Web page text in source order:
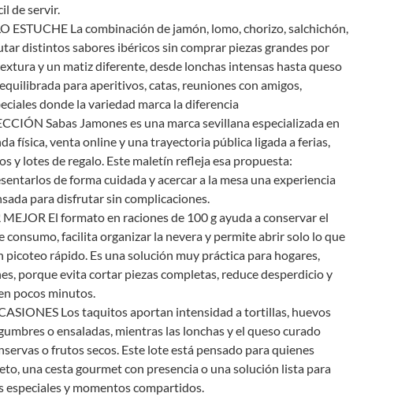
de servir.
ESTUCHE La combinación de jamón, lomo, chorizo, salchichón,
distintos sabores ibéricos sin comprar piezas grandes por
y un matiz diferente, desde lonchas intensas hasta queso
para aperitivos, catas, reuniones con amigos,
donde la variedad marca la diferencia
Sabas Jamones es una marca sevillana especializada en
física, venta online y una trayectoria pública ligada a ferias,
y lotes de regalo. Este maletín refleja esa propuesta:
de forma cuidada y acercar a la mesa una experiencia
para disfrutar sin complicaciones.
El formato en raciones de 100 g ayuda a conservar el
facilita organizar la nevera y permite abrir solo lo que
picoteo rápido. Es una solución muy práctica para hogares,
porque evita cortar piezas completas, reduce desperdicio y
pocos minutos.
Los taquitos aportan intensidad a tortillas, huevos
o ensaladas, mientras las lonchas y el queso curado
o frutos secos. Este lote está pensado para quienes
una cesta gourmet con presencia o una solución lista para
especiales y momentos compartidos.